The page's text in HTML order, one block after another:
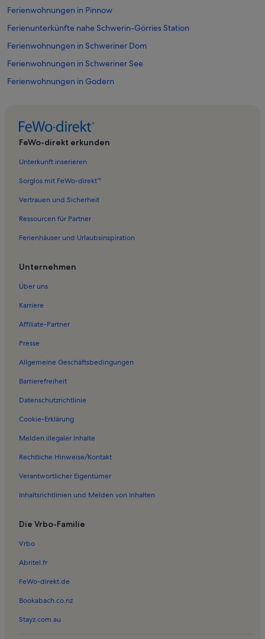
Ferienwohnungen in Pinnow
Ferienunterkünfte nahe Schwerin-Görries Station
Ferienwohnungen in Schweriner Dom
Ferienwohnungen in Schweriner See
Ferienwohnungen in Godern
Ferienwohnungen in Schwerin
Ferienwohnungen in Leezen
Ferienunterkünfte nahe Schwerin-Lankow Station
Ferienwohnungen in Fachwerkhaus
Ferienwohnungen in Hundorf
Ferienwohnungen in Pampow
Ferienwohnungen in Sport- und Kongresshalle Schwerin
Ferienwohnungen in Schloss Schwerin
Ferienwohnungen in Klein Rogahn
Ferienwohnungen in Wickendorf
Ferienwohnungen in Mecklenburgisches Staatstheater
Ferienunterkünfte nahe Schwerin Mitte Station
Ferienwohnungen in Consrade
Ferienwohnungen in Fernsehturm Schwerin
Ferienwohnungen in Zoo Schwerin
Ferienunterkünfte nahe Schwerin-Wüstmark Station
Ferienwohnungen in Langen Brütz
Ferienwohnungen in Holthusen
Ferienwohnungen in Peckatel
Ferienwohnungen in Lübstorf
Ferienwohnungen in Badestelle Pinnower See
Ferienwohnungen in Ostorf
FeWo-direkt erkunden
Unterkunft inserieren
Sorglos mit FeWo-direkt™
Vertrauen und Sicherheit
Ressourcen für Partner
Ferienhäuser und Urlaubsinspiration
Unternehmen
Über uns
Karriere
Affiliate-Partner
Presse
Allgemeine Geschäftsbedingungen
Barrierefreiheit
Datenschutzrichtlinie
Cookie-Erklärung
Melden illegaler Inhalte
Rechtliche Hinweise/Kontakt
Verantwortlicher Eigentümer
Inhaltsrichtlinien und Melden von Inhalten
Die Vrbo-Familie
Vrbo
Abritel.fr
FeWo-direkt.de
Bookabach.co.nz
Stayz.com.au